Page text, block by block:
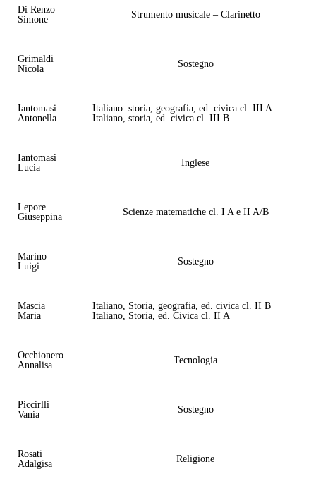
Di Renzo
Simone
Strumento musicale – Clarinetto
Grimaldi
Nicola
Sostegno
Iantomasi
Antonella
Italiano. storia, geografia, ed. civica cl. III A
Italiano, storia, ed. civica cl. III B
Iantomasi
Lucia
Inglese
Lepore
Giuseppina
Scienze matematiche cl. I A e II A/B
Marino
Luigi
Sostegno
Mascia
Maria
Italiano, Storia, geografia, ed. civica cl. II B
Italiano, Storia, ed. Civica cl. II A
Occhionero
Annalisa
Tecnologia
Piccirlli
Vania
Sostegno
Rosati
Adalgisa
Religione